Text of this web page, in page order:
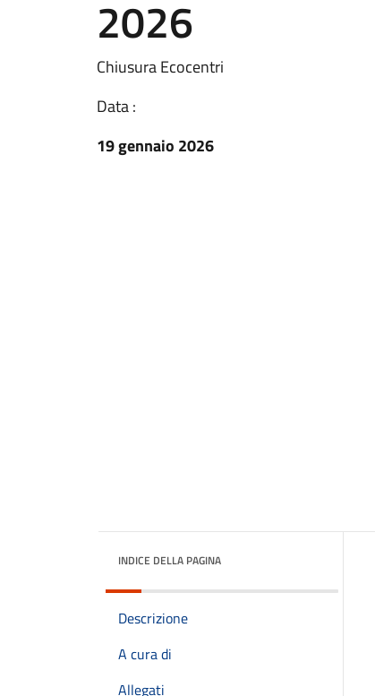
2026
Chiusura Ecocentri
Data :
19 gennaio 2026
INDICE DELLA PAGINA
Descrizione
A cura di
Allegati